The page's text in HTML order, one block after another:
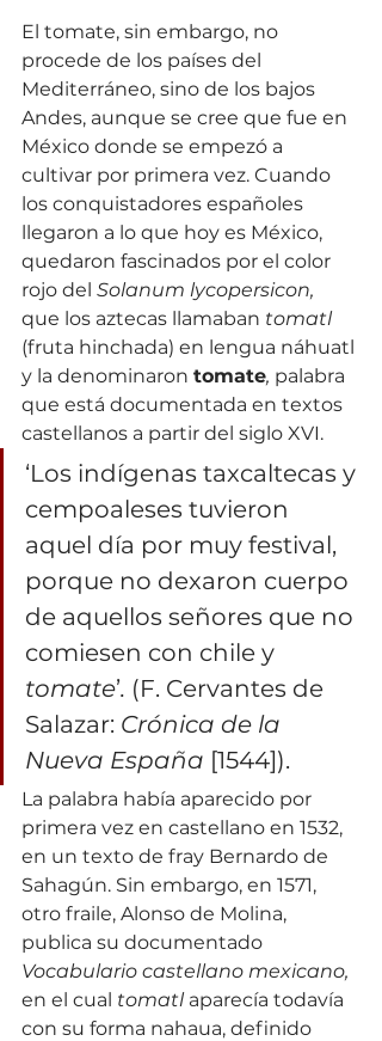
El tomate, sin embargo, no
procede de los países del
Mediterráneo, sino de los bajos
Andes, aunque se cree que fue en
México donde se empezó a
cultivar por primera vez. Cuando
los conquistadores españoles
llegaron a lo que hoy es México,
quedaron fascinados por el color
rojo del Solanum lycopersicon,
que los aztecas llamaban tomatl
(fruta hinchada) en lengua náhuatl
y la denominaron tomate, palabra
que está documentada en textos
castellanos a partir del siglo XVI.
‘Los indígenas taxcaltecas y
cempoaleses tuvieron
aquel día por muy festival,
porque no dexaron cuerpo
de aquellos señores que no
comiesen con chile y
tomate’. (F. Cervantes de
Salazar: Crónica de la
Nueva España [1544]).
La palabra había aparecido por
primera vez en castellano en 1532,
en un texto de fray Bernardo de
Sahagún. Sin embargo, en 1571,
otro fraile, Alonso de Molina,
publica su documentado
Vocabulario castellano mexicano,
en el cual tomatl aparecía todavía
con su forma nahaua, definido